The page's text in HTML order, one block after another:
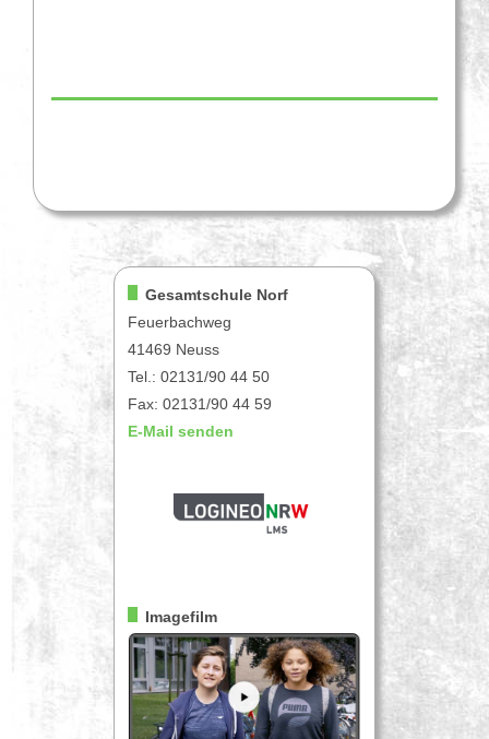
Gesamtschule Norf
Feuerbachweg
41469 Neuss
Tel.: 02131/90 44 50
Fax: 02131/90 44 59
E-Mail senden
Imagefilm